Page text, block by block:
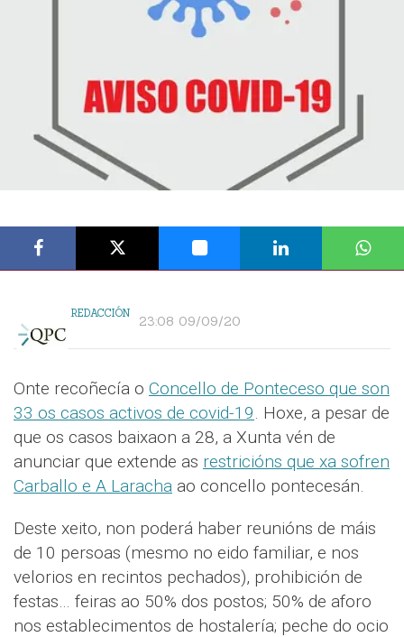
REDACCIÓN 23:08 09/09/20
Onte recoñecía o Concello de Ponteceso que son
33 os casos activos de covid-19 . Hoxe, a pesar de
que os casos baixaon a 28, a Xunta vén de
anunciar que extende as restricións que xa sofren
Carballo e A Laracha ao concello pontecesán.
Deste xeito, non poderá haber reunións de máis
de 10 persoas (mesmo no eido familiar, e nos
velorios en recintos pechados), prohibición de
festas… feiras ao 50% dos postos; 50% de aforo
nos establecimentos de hostalería; peche do ocio